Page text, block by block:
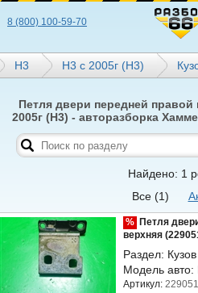
8 (800) 100-59-70
Н3 H3 с 2005г (Н3)
Петля двери передней правой
2005г (Н3) - авторазборка
Найдено: 1
Все (1)
% Петля
верхняя
Раздел:
Модель авто:
Артикул: